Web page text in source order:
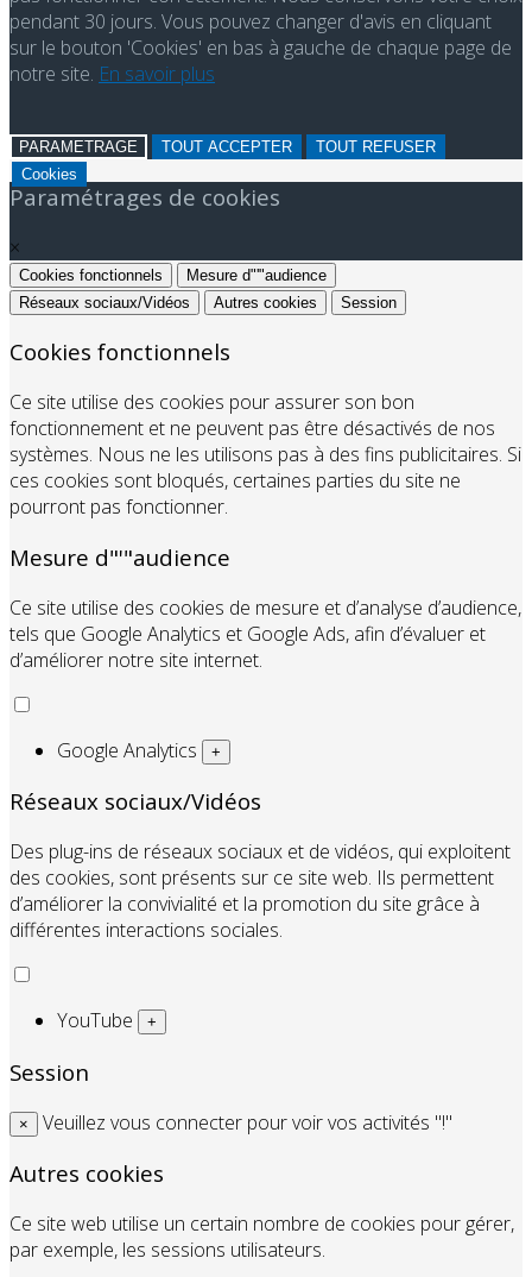
pendant 30 jours. Vous pouvez changer d'avis en cliquant
sur le bouton 'Cookies' en bas à gauche de chaque page de
notre site. En savoir plus
PARAMETRAGE TOUT ACCEPTER
TOUT REFUSER
Cookies
Paramétrages de cookies
×
Cookies fonctionnels
Mesure d"'"audience
Réseaux sociaux/Vidéos
Autres cookies Session
Cookies fonctionnels
Ce site utilise des cookies pour assurer son bon
fonctionnement et ne peuvent pas être désactivés de nos
systèmes. Nous ne les utilisons pas à des fins publicitaires. Si
ces cookies sont bloqués, certaines parties du site ne
pourront pas fonctionner.
Mesure d"'"audience
Ce site utilise des cookies de mesure et d’analyse d’audience,
tels que Google Analytics et Google Ads, afin d’évaluer et
d’améliorer notre site internet.
Google Analytics +
Réseaux sociaux/Vidéos
Des plug-ins de réseaux sociaux et de vidéos, qui exploitent
des cookies, sont présents sur ce site web. Ils permettent
d’améliorer la convivialité et la promotion du site grâce à
différentes interactions sociales.
YouTube +
Session
× Veuillez vous connecter pour voir vos activités "!"
Autres cookies
Ce site web utilise un certain nombre de cookies pour gérer,
par exemple, les sessions utilisateurs.